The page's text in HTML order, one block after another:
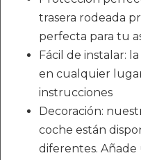
trasera rodeada
perfecta para tu
Fácil de instalar:
en cualquier
instrucciones
Decoración:
coche están
diferentes.